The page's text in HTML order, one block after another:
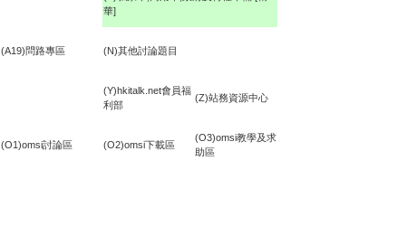
華]
(A19)問路專區 (N)其他討論題目
(Y)hkitalk.net會員福
利部
(Z)站務資源中心
(O1)omsi討論區 (O2)omsi下載區
(O3)omsi教學及求
助區